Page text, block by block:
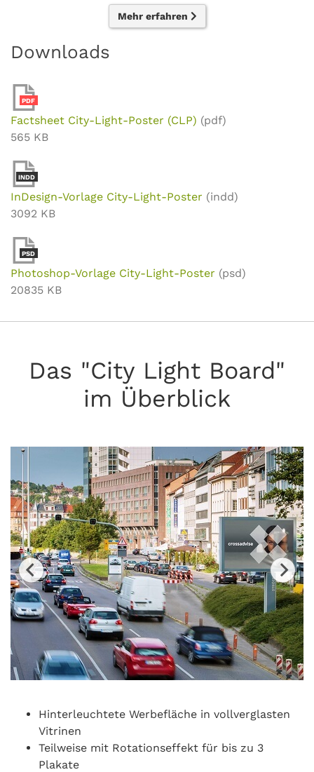
Mehr erfahren
Downloads
PDF
Factsheet City-Light-Poster (CLP) (pdf)
565 KB
INDD
InDesign-Vorlage City-Light-Poster (indd)
3092 KB
PSD
Photoshop-Vorlage City-Light-Poster (psd)
20835 KB
Das "City Light Board"
im Überblick
Hinterleuchtete Werbefläche in vollverglasten
Vitrinen
Teilweise mit Rotationseffekt für bis zu 3
Plakate